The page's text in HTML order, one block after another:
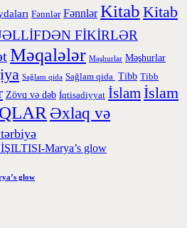
Fənnlər Fənnlər Kitab Kitab
FİKİRLƏR
Məqalələr Məşhurlar Məşhurlar
Sağlam qida Sağlam qida Tibb Tibb
Zövq və dəb İqtisadiyyat İslam İslam
Əxlaq və
glow